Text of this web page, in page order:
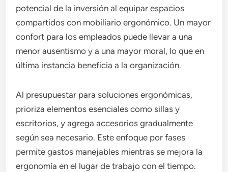
potencial de la inversión al equipar espacios
compartidos con mobiliario ergonómico. Un mayor
confort para los empleados puede llevar a una
menor ausentismo y a una mayor moral, lo que en
última instancia beneficia a la organización.
Al presupuestar para soluciones ergonómicas,
prioriza elementos esenciales como sillas y
escritorios, y agrega accesorios gradualmente
según sea necesario. Este enfoque por fases
permite gastos manejables mientras se mejora la
ergonomía en el lugar de trabajo con el tiempo.